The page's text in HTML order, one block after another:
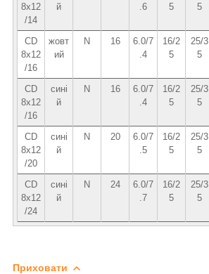
8x12
/14
й
.6
5
5
CD
8х12
/16
жовт
ий
N 16
6.0/7
.4
16/2
5
25/3
5
CD
8x12
/16
сині
й
N 16
6.0/7
.4
16/2
5
25/3
5
CD
8x12
/20
сині
й
N 20
6.0/7
.5
16/2
5
25/3
5
CD
8x12
/24
сині
й
N 24
6.0/7
.7
16/2
5
25/3
5
Приховати